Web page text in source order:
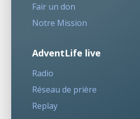
Fair un don
Notre Mission
AdventLife live
Radio
Réseau de prière
Replay